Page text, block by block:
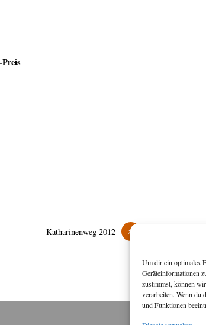
Um dir ein optimales
Geräteinformationen
zustimmst, können
verarbeiten. Wenn du
und Funktionen
»
Katharinenweg 2012